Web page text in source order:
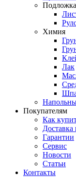
Подложка
Химия
Лак
Покупателям
Как
Доставка
Гарантии
Сервис
Новости
Статьи
Контакты